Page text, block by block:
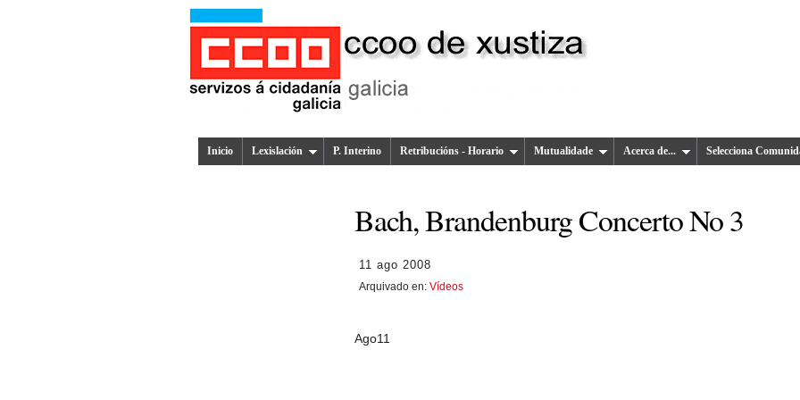
Inicio Lexislación P. Interino Retribucións - Horario Mutualidade Acerca de... Selecciona
Bach, Brandenburg Concerto No 3
11 ago 2008
Arquivado en: Vídeos
Ago11